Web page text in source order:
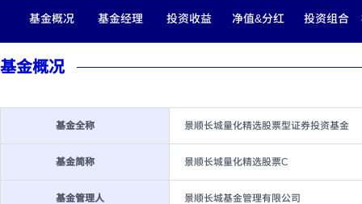
基金概况 基金经理 投资收益 净值&分红 投资组合
基金概况
基金全称 景顺长城量化精选股票型证券投资基金
基金简称 景顺长城量化精选股票C
基金管理人 景顺长城基金管理有限公司